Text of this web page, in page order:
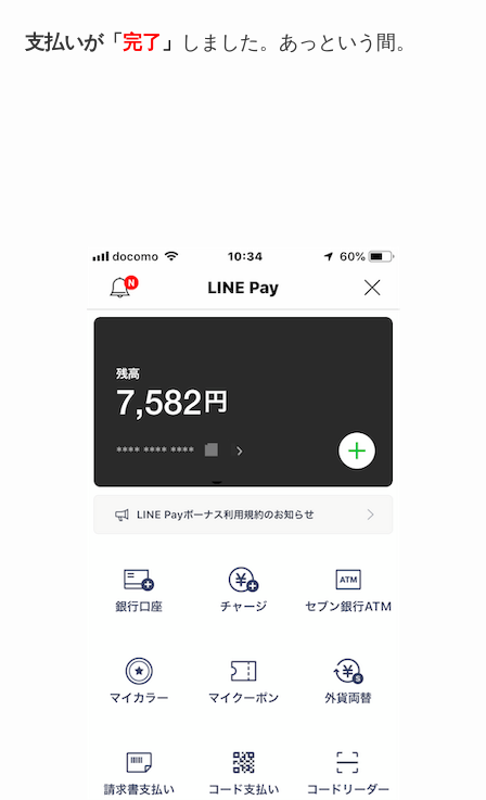
支払いが「 完了 」 しました。あっという間。